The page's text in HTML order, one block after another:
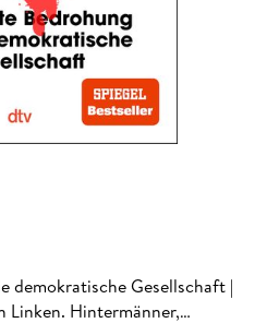
demokratische Gesellschaft |
Linken. Hintermänner,